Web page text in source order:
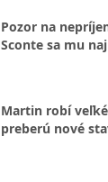
Pozor na
Sconte sa mu
Martin robí
preberú nové